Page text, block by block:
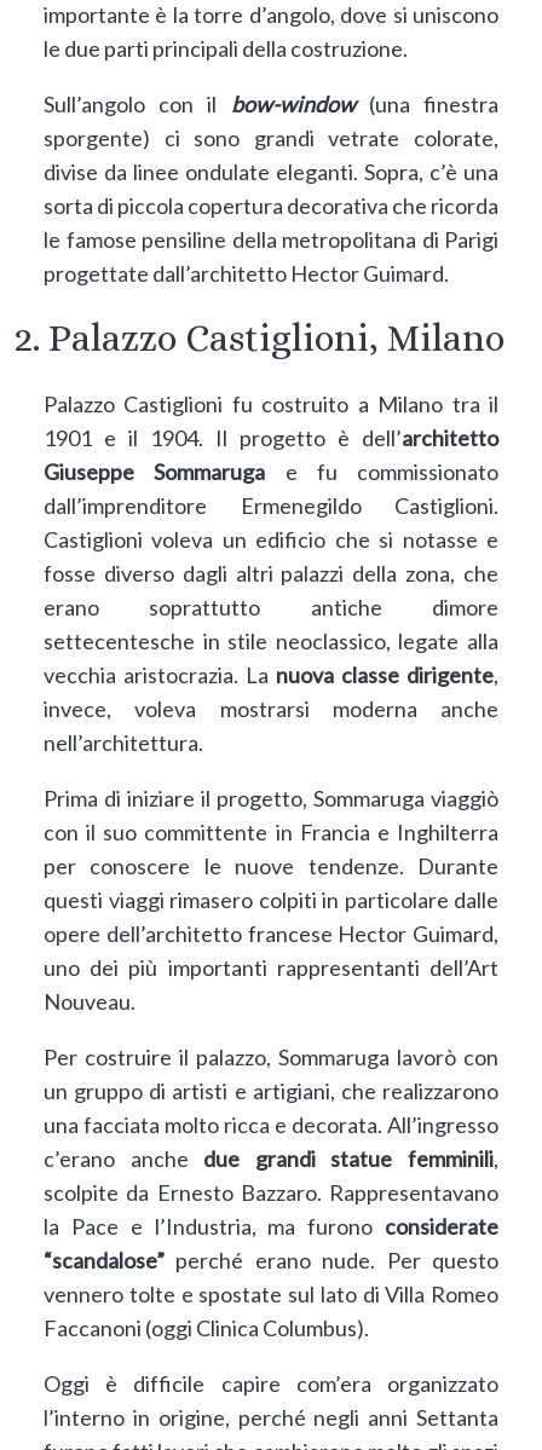
importante è la torre d’angolo, dove si uniscono
le due parti principali della costruzione.
Sull’angolo con il bow-window(una finestra
sporgente) ci sono grandi vetrate colorate,
divise da linee ondulate eleganti. Sopra, c’è una
sorta di piccola copertura decorativa che ricorda
le famose pensiline della metropolitana di Parigi
progettate dall’architetto Hector Guimard.
2. Palazzo Castiglioni, Milano
Palazzo Castiglioni fu costruito a Milano tra il
1901 e il 1904. Il progetto è dell’architetto
Giuseppe Sommaruga e fu commissionato
dall’imprenditore Ermenegildo Castiglioni.
Castiglioni voleva un edificio che si notasse e
fosse diverso dagli altri palazzi della zona, che
erano soprattutto antiche dimore
settecentesche in stile neoclassico, legate alla
vecchia aristocrazia. La nuova classe dirigente,
invece, voleva mostrarsi moderna anche
nell’architettura.
Prima di iniziare il progetto, Sommaruga viaggiò
con il suo committente in Francia e Inghilterra
per conoscere le nuove tendenze. Durante
questi viaggi rimasero colpiti in particolare dalle
opere dell’architetto francese Hector Guimard,
uno dei più importanti rappresentanti dell’Art
Nouveau.
Per costruire il palazzo, Sommaruga lavorò con
un gruppo di artisti e artigiani, che realizzarono
una facciata molto ricca e decorata. All’ingresso
c’erano anche due grandi statue femminili,
scolpite da Ernesto Bazzaro. Rappresentavano
la Pace e l’Industria, ma furono considerate
“scandalose” perché erano nude. Per questo
vennero tolte e spostate sul lato di Villa Romeo
Faccanoni (oggi Clinica Columbus).
Oggi è difficile capire com’era organizzato
l’interno in origine, perché negli anni Settanta